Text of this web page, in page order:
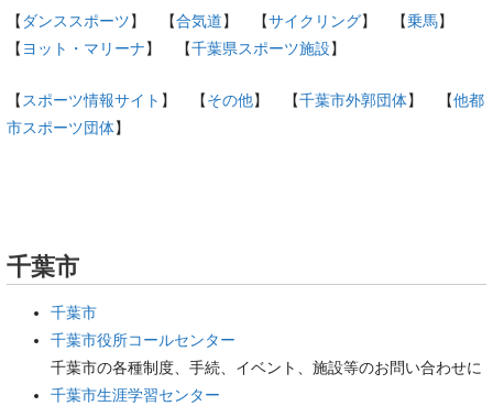
【 ダンススポーツ】 【合気道】 【サイクリング】 【乗馬】
【 ヨット・マリーナ】 【千葉県スポーツ施設】
【 スポーツ情報サイト 】 【その他】 【千葉市外郭団体】 【他都
市スポーツ団体】
千葉市
千葉市
千葉市役所コールセンター
千葉市の各種制度、手続、イベント、施設等のお問い合わせに
千葉市生涯学習センター